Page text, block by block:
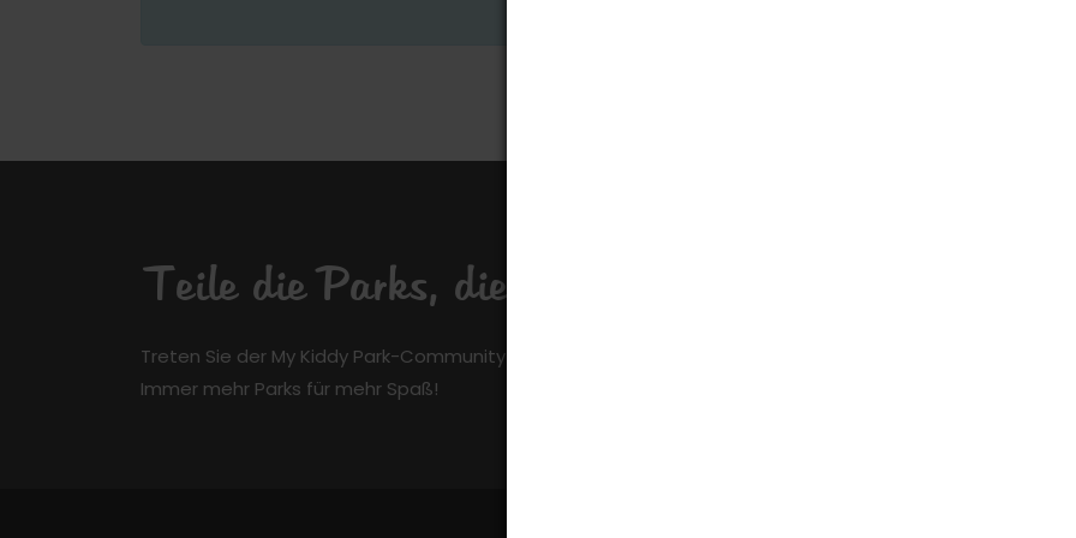
Teile die Parks, die du kennst
Treten Sie der My Kiddy Park-Community kostenlos bei und machen Sie einen Unterschied!
Immer mehr Parks für mehr Spaß!